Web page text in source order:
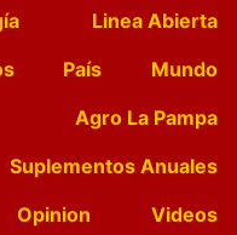
Linea Abierta
País
Mundo
Agro La Pampa
Suplementos Anuales
Opinion
Videos